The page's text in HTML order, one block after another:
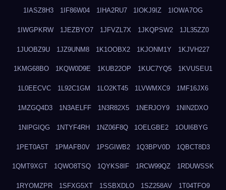
1IASZ8H3 1IF86W04 1IHA2RU7 1IOKJ9IZ 1IOWA7OG
1IWGPKRW 1JEZBYO7 1JFVZL7X 1JKQPSW2 1JL35ZZ0
1JUOBZ9U 1JZ9UNM8 1K1OOBX2 1KJONM1Y 1KJVH227
1KMG68BO 1KQW0D9E 1KUB22OP 1KUC7YQ5 1KVUSEU1
1L0EECVC 1L92C1GM 1LO2KT45 1LVWMXC9 1MF16JX6
1MZGQ4D3 1N3AELFF 1N3R82X5 1NERJOY9 1NIN2DXO
1NIPGIQG 1NTYF4RH 1NZ06F8Q 1OELGBE2 1OUI6BYG
1PET0A5T 1PMAFB0V 1PSGIWB2 1Q3BPV0D 1QBCT8D3
1QMT9XGT 1QWO8TSQ 1QYKS8IF 1RCW99QZ 1RDUWSSK
1RYOMZPR 1SFXG5XT 1SSBXDLO 1SZ258AV 1T04TFO9